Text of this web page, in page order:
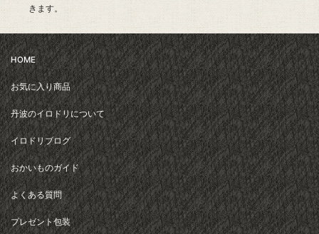
きます。
HOME
お気に入り商品
丹波のイロドリについて
イロドリブログ
おかいものガイド
よくある質問
プレゼント包装